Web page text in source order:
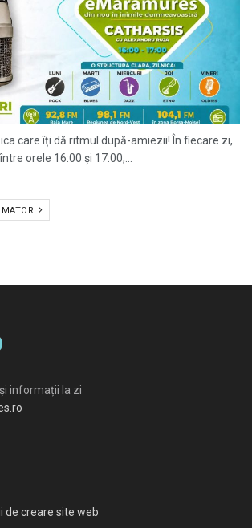
care îți dă ritmul după-amiezii! În fiecare zi,
orele 16:00 și 17:00,...
informații la zi
de creare site web